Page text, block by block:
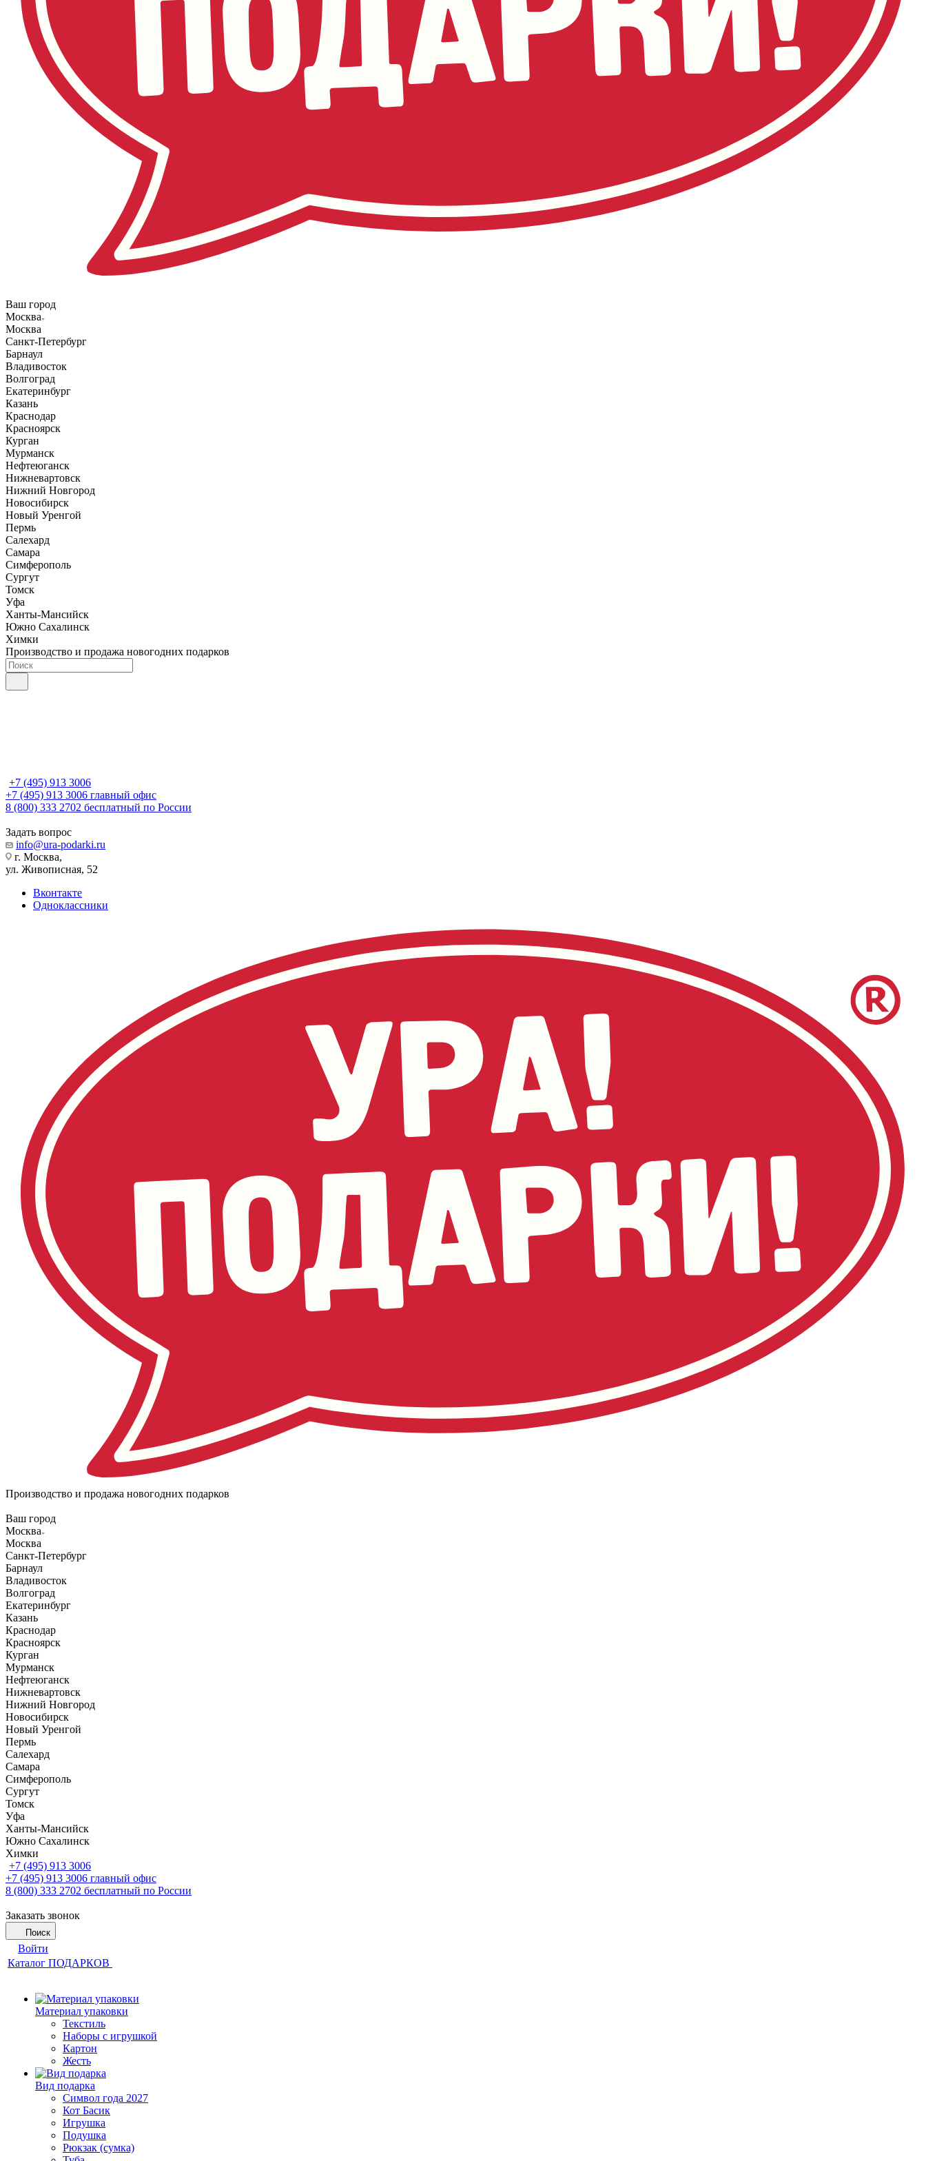
Ваш город
Москва
Москва
Санкт-Петербург
Барнаул
Владивосток
Волгоград
Екатеринбург
Казань
Краснодар
Красноярск
Курган
Мурманск
Нефтеюганск
Нижневартовск
Нижний Новгород
Новосибирск
Новый Уренгой
Пермь
Салехард
Самара
Симферополь
Сургут
Томск
Уфа
Ханты-Мансийск
Южно Сахалинск
Химки
Производство и продажа новогодних подарков
+7 (495) 913 3006
+7 (495) 913 3006 главный офис
8 (800) 333 2702 бесплатный по России
Задать вопрос
info@ura-podarki.ru
г. Москва,
ул. Живописная, 52
Вконтакте
Одноклассники
Производство и продажа новогодних подарков
Ваш город
Москва
Москва
Санкт-Петербург
Барнаул
Владивосток
Волгоград
Екатеринбург
Казань
Краснодар
Красноярск
Курган
Мурманск
Нефтеюганск
Нижневартовск
Нижний Новгород
Новосибирск
Новый Уренгой
Пермь
Салехард
Самара
Симферополь
Сургут
Томск
Уфа
Ханты-Мансийск
Южно Сахалинск
Химки
+7 (495) 913 3006
+7 (495) 913 3006 главный офис
8 (800) 333 2702 бесплатный по России
Заказать звонок
Поиск
Войти
Каталог ПОДАРКОВ
Материал упаковки
Текстиль
Наборы с игрушкой
Картон
Жесть
Вид подарка
Символ года 2027
Кот Басик
Игрушка
Подушка
Рюкзак (сумка)